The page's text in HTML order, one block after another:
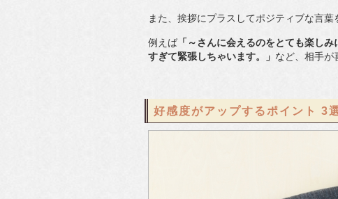
また、挨拶にプラスしてポジティブな言葉
例えば「～さんに会えるのをとても楽しみ
すぎて緊張しちゃいます。」 など、相手が
好感度がアップするポイント 3